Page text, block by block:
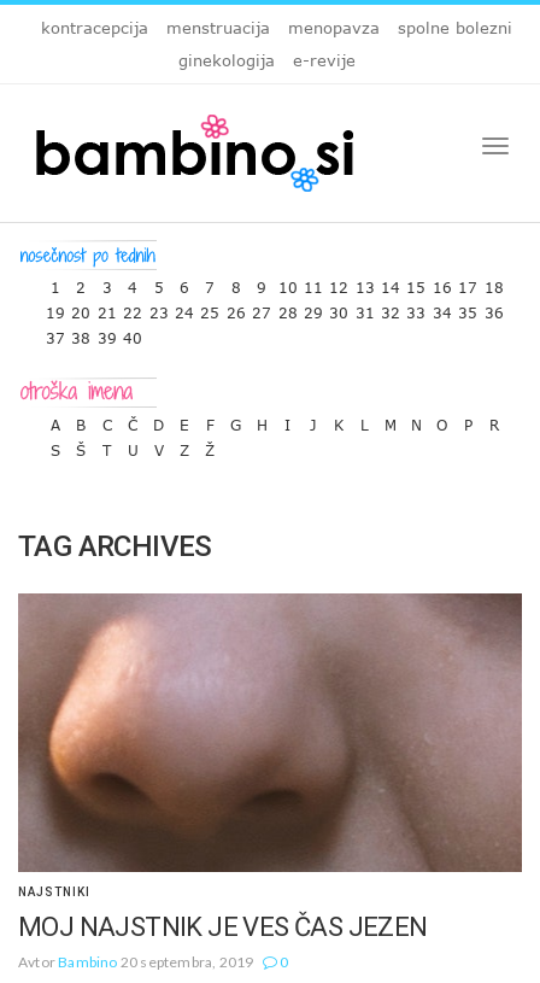
kontracepcija menstruacija menopavza
spolne bolezni
ginekologija
e-revije
1 2 3 4 5 6 7 8 9 10 11 12 13 14 15 16 17 18
19 20 21 22 23 24 25 26 27 28 29 30 31 32 33 34 35 36
37 38 39 40
A B C Č D E F G H I J K L M N O P
R
S
Š T U V Z Ž
TAG ARCHIVES
NAJSTNIKI
MOJ NAJSTNIK JE VES ČAS JEZEN
AvtorBambino 20 septembra, 2019 0